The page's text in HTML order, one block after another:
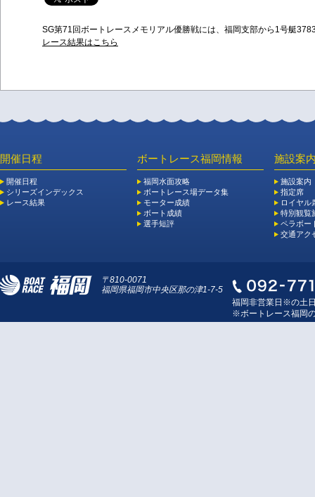
SG第71回ボートレースメモリアル優勝戦には、福岡支部から1号艇
レース結果はこちら
開催日程
開催日程
シリーズインデックス
レース結果
ボートレース福岡情報
福岡水面攻略
ボートレース場データ集
モーター成績
ボート成績
選手短評
施設案
施設案内
指定席
ロイヤル
特別観覧
ペラボー
交通アク
〒810-0071
福岡県福岡市中央区那の津1-7-5
福岡非営業日※の土
※ボートレース福岡